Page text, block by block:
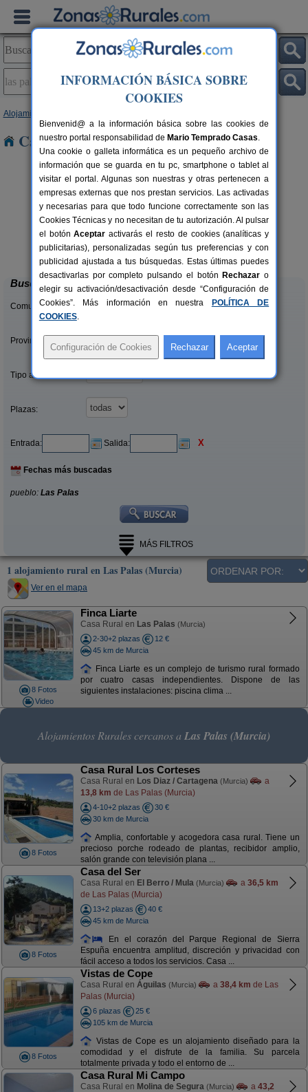
Alojamientos
Casas Rurales en Las Palas
2-30 pers.
desde19 €
Alojamientos Casa Ruiz
Archivel (Murcia)
Buscar
Comunidades:
Provincias/Islas:
Tipo alquiler:
Plazas:
Entrada: Salida: X
Fechas más buscadas
pueblo: Las Palas
MÁS FILTROS
1 alojamiento rural en Las Palas (Murcia)
Ver en el mapa
8 Fotos
Video
Finca Liarte
Casa Rural en Las Palas (Murcia)
2-30+2 plazas
12 €
45 km de Murcia
Finca Liarte es un complejo de turismo rural formado
por cuatro casas independientes. Dispone de las
siguientes instalaciones: piscina clima ...
Alojamientos Rurales cercanos a Las Palas (Murcia)
8 Fotos
Casa Rural Los Corteses
Casa Rural en Los Diaz / Cartagena (Murcia)
a
13,8 km de Las Palas (Murcia)
4-10+2 plazas
30 €
30 km de Murcia
Amplia, confortable y acogedora casa rural. Tiene un
precioso porche rodeado de plantas, recibidor amplio,
salón grande con televisión plana ...
8 Fotos
Casa del Ser
Casa Rural en El Berro / Mula (Murcia) a 36,5 km
de Las Palas (Murcia)
13+2 plazas
40 €
45 km de Murcia
En el corazón del Parque Regional de Sierra
Espuña encuentra amplitud, discreción y privacidad con
fácil acceso a todos los servicios. Casa ...
8 Fotos
Vistas de Cope
Casa Rural en Águilas (Murcia) a 38,4 km de Las
Palas (Murcia)
6 plazas
25 €
105 km de Murcia
Vistas de Cope es un alojamiento diseñado para la
comodidad y el disfrute de la familia. Su parcela
totalmente privada y todo el entorno de ...
Casa Rural Mi Campo
Casa Rural en Molina de Segura (Murcia) a 43,2
INFORMACIÓN BÁSICA SOBRE
COOKIES
Bienvenid@ a la información básica sobre las cookies de
nuestro portal responsabilidad de Mario Temprado Casas.
Una cookie o galleta informática es un pequeño archivo de
información que se guarda en tu pc, smartphone o tablet al
visitar el portal. Algunas son nuestras y otras pertenecen a
empresas externas que nos prestan servicios. Las activadas
y necesarias para que todo funcione correctamente son las
Cookies Técnicas y no necesitan de tu autorización. Al pulsar
el botónAceptar activarás el resto de cookies (analíticas y
publicitarias), personalizadas según tus preferencias y con
publicidad ajustada a tus búsquedas. Estas últimas puedes
desactivarlas por completo pulsando el botón Rechazar o
elegir su activación/desactivación desde “Configuración de
Cookies”. Más información en nuestra
POLÍTICA DE
COOKIES.